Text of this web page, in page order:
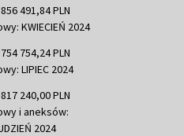
491,84 PLN
KWIECIEŃ 2024
754,24 PLN
LIPIEC 2024
240,00 PLN
i aneksów:
2024